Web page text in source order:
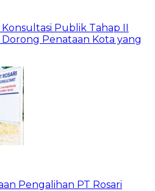
Publik Tahap II
Dorong Penataan Kota yang
Pengalihan PT Rosari